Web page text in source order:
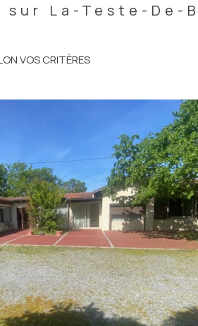
La-Teste-De-
VOS CRITÈRES
voir le